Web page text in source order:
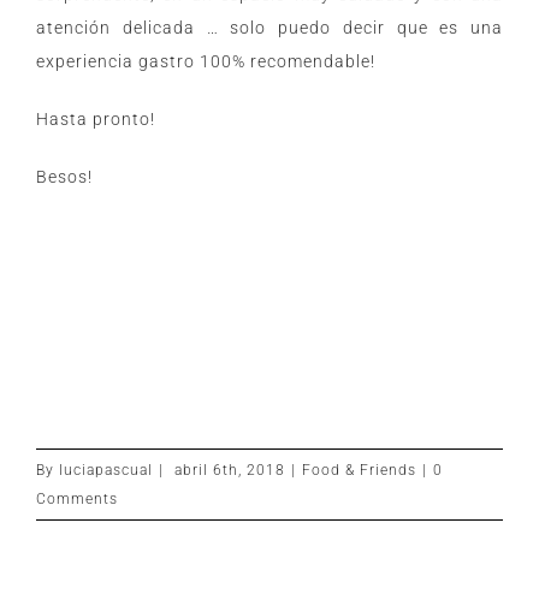
atención delicada … solo puedo decir que es una
experiencia gastro 100% recomendable!
Hasta pronto!
Besos!
By luciapascual abril 6th, 2018 Food & Friends
0
Comments